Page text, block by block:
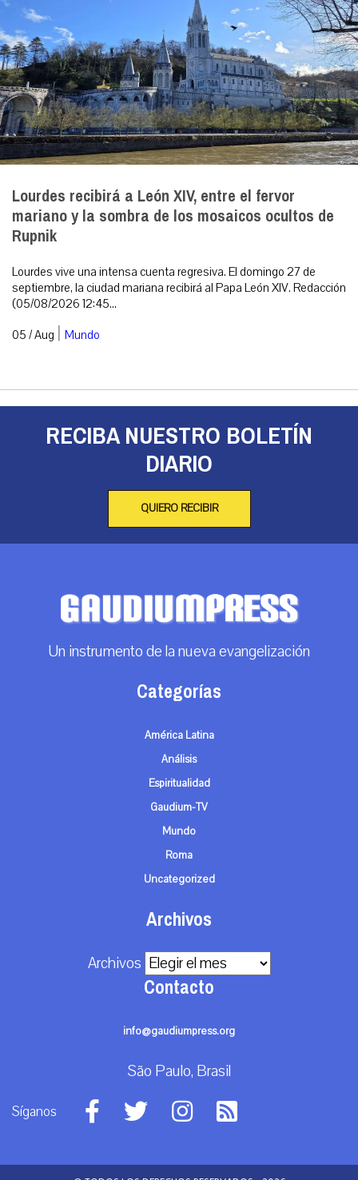
Lourdes recibirá a León XIV, entre el fervor
mariano y la sombra de los mosaicos ocultos de
Rupnik
Lourdes vive una intensa cuenta regresiva. El domingo 27 de
septiembre, la ciudad mariana recibirá al Papa León XIV. Redacción
(05/08/2026 12:45...
05 / Aug | Mundo
RECIBA NUESTRO BOLETÍN
DIARIO
QUIERO RECIBIR
Un instrumento de la nueva evangelización
Categorías
América Latina
Análisis
Espiritualidad
Gaudium-TV
Mundo
Roma
Uncategorized
Archivos
Archivos
Contacto
info@gaudiumpress.org
São Paulo, Brasil
Síganos